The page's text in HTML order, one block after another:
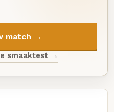
match →
smaaktest →